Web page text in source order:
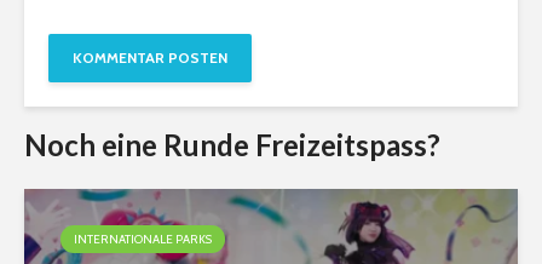
Noch eine Runde Freizeitspass?
INTERNATIONALE PARKS